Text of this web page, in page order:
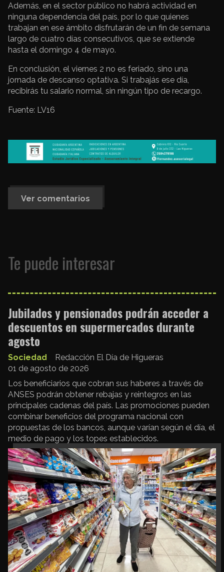
Además, en el sector público no habrá actividad en
ninguna dependencia del país, por lo que quienes
trabajan en ese ámbito disfrutarán de un fin de semana
largo de cuatro días consecutivos, que se extiende
hasta el domingo 4 de mayo.
En conclusión, el viernes 2 no es feriado, sino una
jornada de descanso optativa. Si trabajás ese día,
recibirás tu salario normal, sin ningún tipo de recargo.
Fuente: LV16
Ver comentarios
Te puede interesar
Jubilados y pensionados podrán acceder a
descuentos en supermercados durante
agosto
Redacción El Día de Higueras
Sociedad
01 de agosto de 2026
Los beneficiarios que cobran sus haberes a través de
ANSES podrán obtener rebajas y reintegros en las
principales cadenas del país. Las promociones pueden
combinar beneficios del programa nacional con
propuestas de los bancos, aunque varían según el día, el
medio de pago y los topes establecidos.